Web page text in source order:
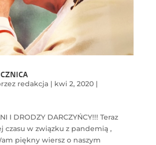
redakcja| kwi 2, 2020|
I DRODZY DARCZYŃCY!!! Teraz
czasu w związku z pandemią ,
piękny wiersz o naszym